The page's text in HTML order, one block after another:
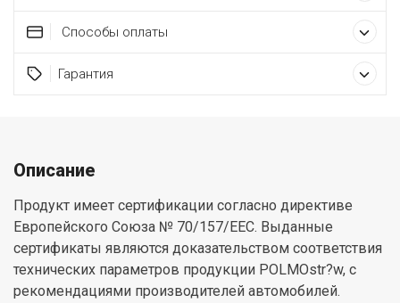
Способы оплаты
Гарантия
Описание
Продукт имеет сертификации согласно директиве
Европейского Союза № 70/157/EEC. Выданные
сертификаты являются доказательством соответствия
технических параметров продукции POLMOstr?w, с
рекомендациями производителей автомобилей.